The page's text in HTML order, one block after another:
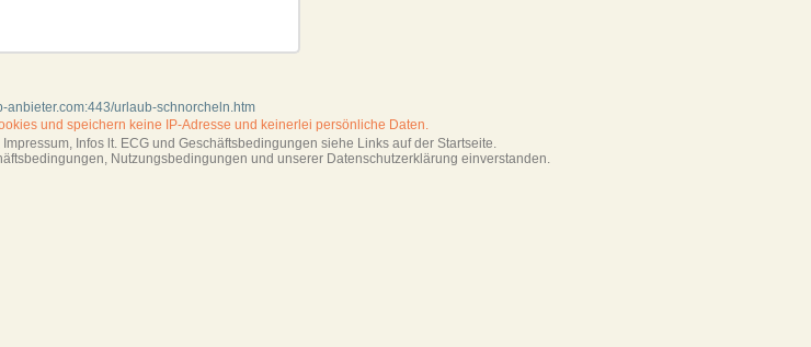
anbieter.com:443/urlaub-schnorcheln.htm
und speichern keine IP-Adresse und keinerlei persönliche Daten.
Infos lt. ECG und Geschäftsbedingungen siehe Links auf der Startseite.
Nutzungsbedingungen und unserer Datenschutzerklärung einverstanden.